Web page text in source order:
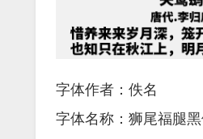
字体作者：佚名
字体名称：狮尾福腿